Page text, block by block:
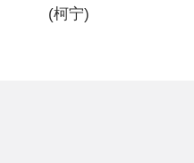
(柯宁)